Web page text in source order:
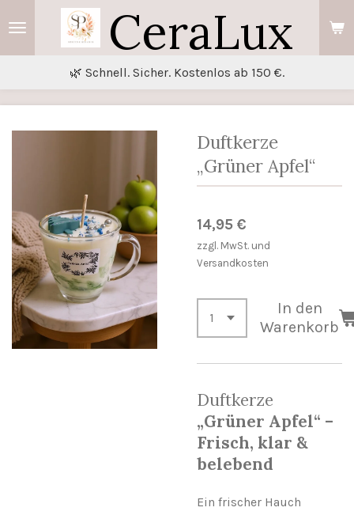
Hauptinhalt
CeraLux
🌿 Schnell. Sicher. Kostenlos ab 150 €.
Duftkerze
„Grüner Apfel“
14,95 €
zzgl. MwSt. und
Versandkosten
In den
Warenkorb
Duftkerze
„Grüner Apfel“ –
Frisch, klar &
belebend
Ein frischer Hauch